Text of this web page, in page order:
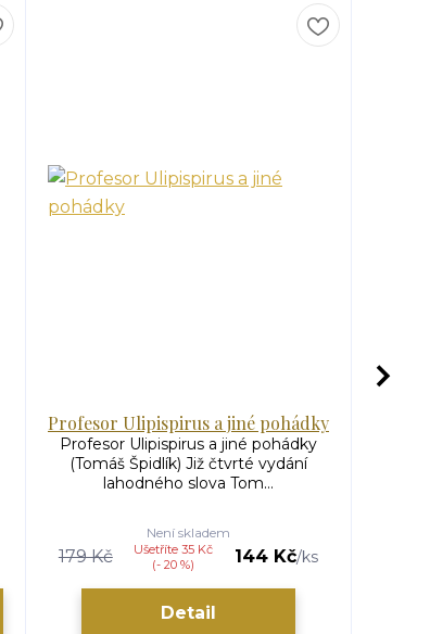
Profesor Ulipispirus a jiné pohádky
Profesor Ulipispirus a jiné pohádky
(Tomáš Špidlík) Již čtvrté vydání
lahodného slova Tom...
179 Kč
Ušetříte 35 Kč
(- 20 %)
144 Kč/ks
Není skladem
Detail